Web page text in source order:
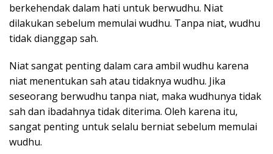
berkehendak dalam hati untuk berwudhu. Niat
dilakukan sebelum memulai wudhu. Tanpa niat, wudhu
tidak dianggap sah.
Niat sangat penting dalam cara ambil wudhu karena
niat menentukan sah atau tidaknya wudhu. Jika
seseorang berwudhu tanpa niat, maka wudhunya tidak
sah dan ibadahnya tidak diterima. Oleh karena itu,
sangat penting untuk selalu berniat sebelum memulai
wudhu.